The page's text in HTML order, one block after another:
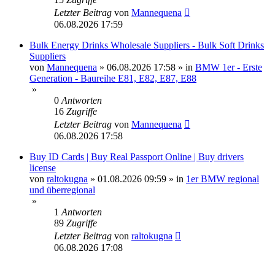
Letzter Beitrag von Mannequena
06.08.2026 17:59
Bulk Energy Drinks Wholesale Suppliers - Bulk Soft Drinks
Suppliers
von Mannequena » 06.08.2026 17:58 » in BMW 1er - Erste
Generation - Baureihe E81, E82, E87, E88
»
0 Antworten
16 Zugriffe
Letzter Beitrag von Mannequena
06.08.2026 17:58
Buy ID Cards | Buy Real Passport Online | Buy drivers
license
von raltokugna » 01.08.2026 09:59 » in 1er BMW regional
und überregional
»
1 Antworten
89 Zugriffe
Letzter Beitrag von raltokugna
06.08.2026 17:08